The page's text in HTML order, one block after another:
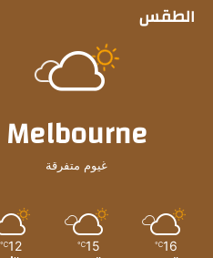
الطقس
Melbourne
غيوم متفرقة
16
℃
15
℃
12
℃